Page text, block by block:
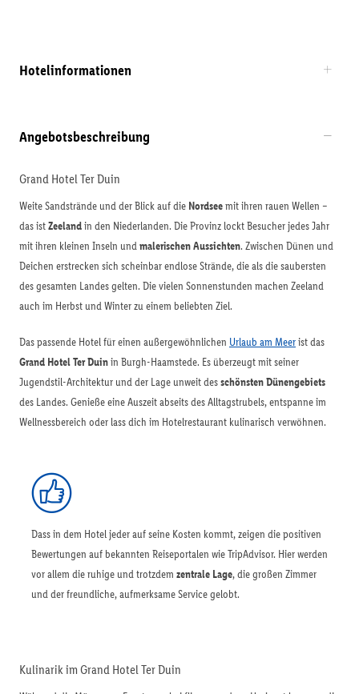
Hotelinformationen
Angebotsbeschreibung
Grand Hotel Ter Duin
Weite Sandstrände und der Blick auf die Nordseemit ihren rauen Wellen –
das istZeelandin den Niederlanden. Die Provinz lockt Besucher jedes Jahr
mit ihren kleinen Inseln undmalerischen Aussichten. Zwischen Dünen und
Deichen erstrecken sich scheinbar endlose Strände, die als die saubersten
des gesamten Landes gelten. Die vielen Sonnenstunden machen Zeeland
auch im Herbst und Winter zu einem beliebten Ziel.
Das passende Hotel für einen außergewöhnlichen Urlaub am Meerist das
Grand Hotel Ter Duinin Burgh-Haamstede. Es überzeugt mit seiner
Jugendstil-Architektur und der Lage unweit desschönsten Dünengebiets
des Landes. Genieße eine Auszeit abseits des Alltagstrubels, entspanne im
Wellnessbereich oder lass dich im Hotelrestaurant kulinarisch verwöhnen.
Dass in dem Hotel jeder auf seine Kosten kommt, zeigen die positiven
Bewertungen auf bekannten Reiseportalen wie TripAdvisor. Hier werden
vor allem die ruhige und trotzdem zentrale Lage, die großen Zimmer
und der freundliche, aufmerksame Service gelobt.
Kulinarik im Grand Hotel Ter Duin